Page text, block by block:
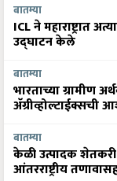
बातम्या
ICL ने महाराष्ट्रात
उद्घाटन केले
बातम्या
भारताच्या ग्रामीण
अ‍ॅग्रीव्होल्टाईक्सची
बातम्या
केळी उत्पादक
आंतरराष्ट्रीय